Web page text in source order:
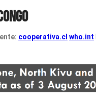
cooperativa.cl who.int